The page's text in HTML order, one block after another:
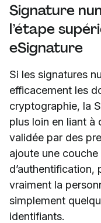
Signature
l’étape
eSignature
Si les signatures
efficacement les
cryptographie, la
plus loin en liant à
validée par des
ajoute une
d’authentification,
vraiment la
simplement
identifiants.